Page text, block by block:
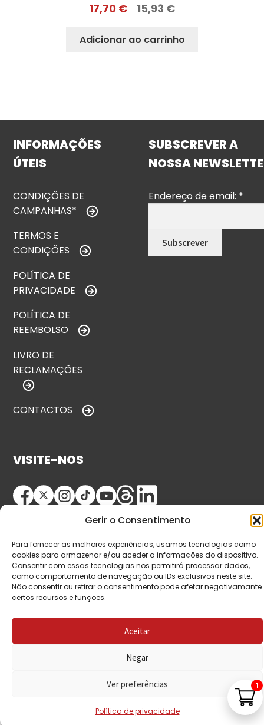
Gerir o Consentimento
Para fornecer as melhores experiências, usamos tecnologias como
cookies para armazenar e/ou aceder a informações do dispositivo.
Consentir com essas tecnologias nos permitirá processar dados,
como comportamento de navegação ou IDs exclusivos neste site.
Não consentir ou retirar o consentimento pode afetar negativamante
certos recursos e funções.
Aceitar
Negar
Ver preferências
Política de privacidade
17,70€ 15,93 €
Adicionar ao carrinho
INFORMAÇÕES
ÚTEIS
CONDIÇÕES DE
CAMPANHAS*
TERMOS E
CONDIÇÕES
POLÍTICA DE
PRIVACIDADE
POLÍTICA DE
REEMBOLSO
LIVRO DE
RECLAMAÇÕES
CONTACTOS
SUBSCREVER A
NOSSA
Endereço de email: *
VISITE-NOS
© Copyright 2026 Saída de Emergência. Todos os
direitos reservados.
1